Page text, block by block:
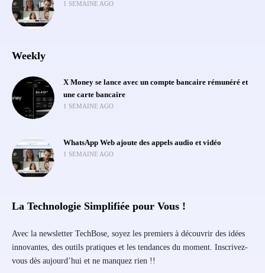
1 SEMAINE AGO
Weekly
X Money se lance avec un compte bancaire rémunéré et
une carte bancaire
1 SEMAINE AGO
WhatsApp Web ajoute des appels audio et vidéo
1 SEMAINE AGO
La Technologie Simplifiée pour Vous !
Avec la newsletter TechBose, soyez les premiers à découvrir des idées
innovantes, des outils pratiques et les tendances du moment. Inscrivez-
vous dès aujourd’hui et ne manquez rien !!